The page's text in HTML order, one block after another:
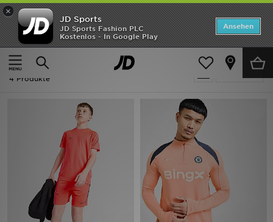
×
JD Sports
JD Sports Fashion PLC
Kostenlos - In Google Play
Ansehen
Startseite
Ausverkauf | Rosa Fußball
verfeinern
Ausverkauf | Rosa Fußball
4 Produkte
Startseite
ANGEBOTE
Marken
Bestsellers